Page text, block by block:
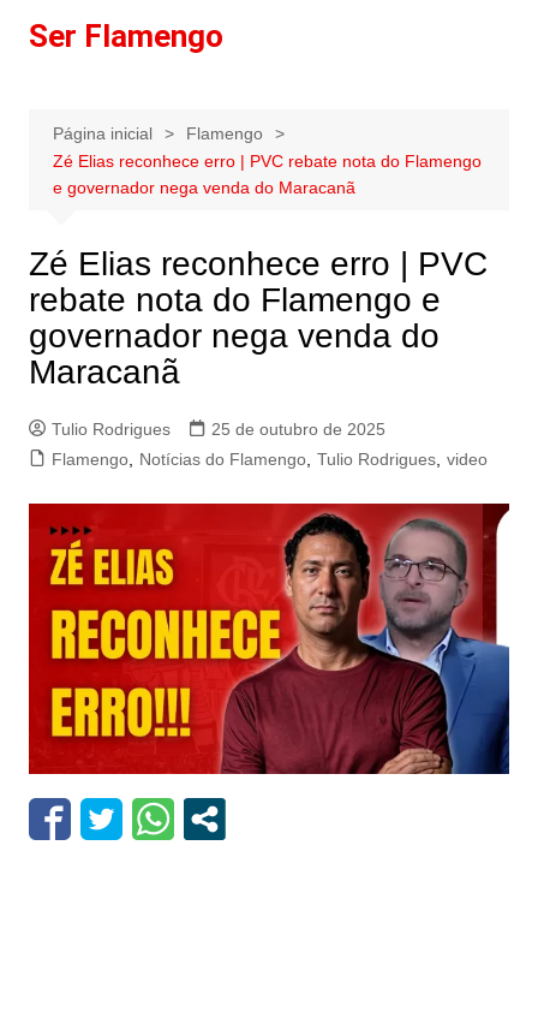
paraSer Flamengo
Página inicial
Flamengo
Zé Elias reconhece erro | PVC rebate nota do Flamengo
e governador nega venda do Maracanã
Zé Elias reconhece erro | PVC
rebate nota do Flamengo e
governador nega venda do
Maracanã
Tulio Rodrigues
25 de outubro de 2025
Flamengo, Notícias do Flamengo, Tulio Rodrigues, video